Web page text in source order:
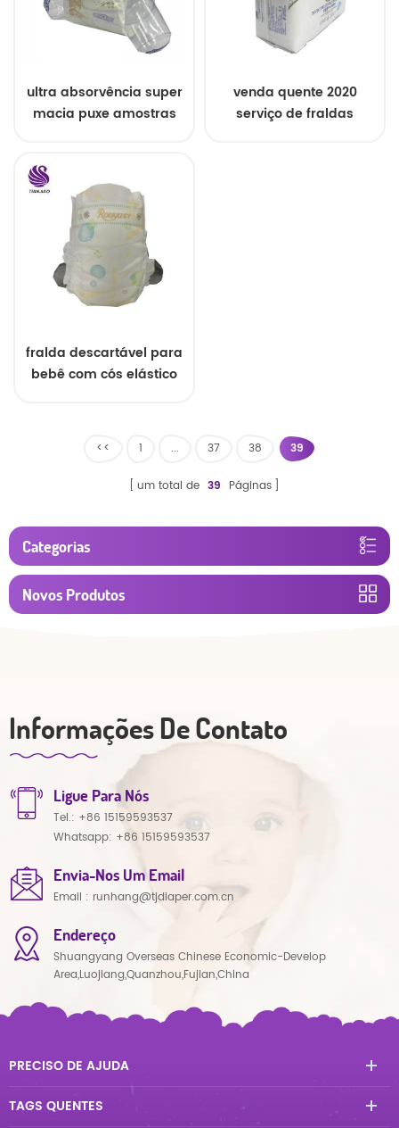
ultra absorvência super
macia puxe amostras
venda quente 2020
serviço de fraldas
fralda descartável para
bebê com cós elástico
<< 1 ... 37 38 39
um total de 39 Páginas
Categorias
Novos Produtos
Informações De Contato
Ligue Para Nós
Tel.: +86 15159593537
Whatsapp: +86 15159593537
Envia-Nos Um Email
Email : runhang@tjdiaper.com.cn
Endereço
Shuangyang Overseas Chinese Economic-Develop
Area,Luojiang,Quanzhou,Fujian,China
PRECISO DE AJUDA
TAGS QUENTES